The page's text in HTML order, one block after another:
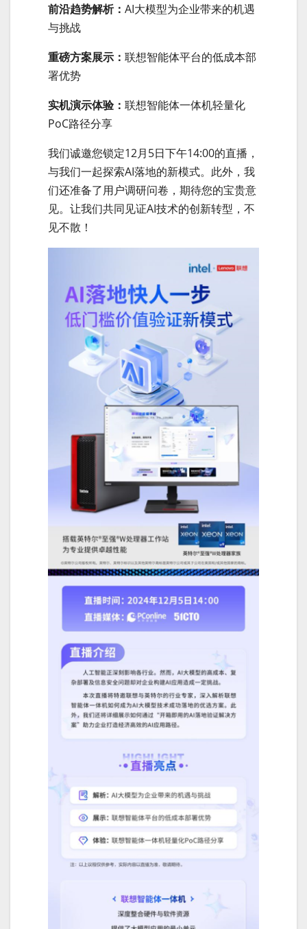
前沿趋势解析： AI大模型为企业带来的机遇
与挑战
重磅方案展示： 联想智能体平台的低成本部
署优势
实机演示体验： 联想智能体一体机轻量化
PoC路径分享
我们诚邀您锁定12月5日下午14:00的直播，
与我们一起探索AI落地的新模式。此外，我
们还准备了用户调研问卷，期待您的宝贵意
见。让我们共同见证AI技术的创新转型，不
见不散！